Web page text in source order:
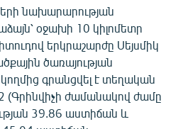
նախարարության
օջախի 10 կիլոմետր
երկրաշարժը Սեյսմիկ
ծառայության
գրանցվել է տեղական
ժամանակով ժամը
39.86 աստիճան և